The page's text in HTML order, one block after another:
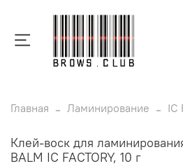
Главная Ламинирование IC
Клей-воск для
BALM IC FACTORY, 10 г